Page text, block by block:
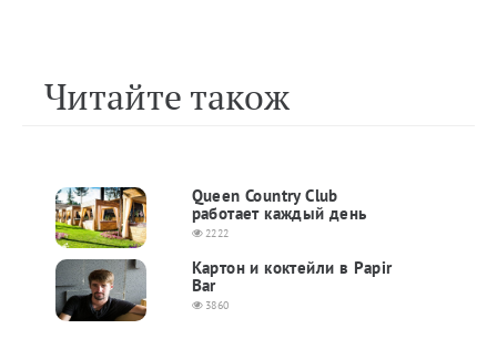
Читайте також
Queen Country Club
работает каждый день
2222
Картон и коктейли в Papir
Bar
3860